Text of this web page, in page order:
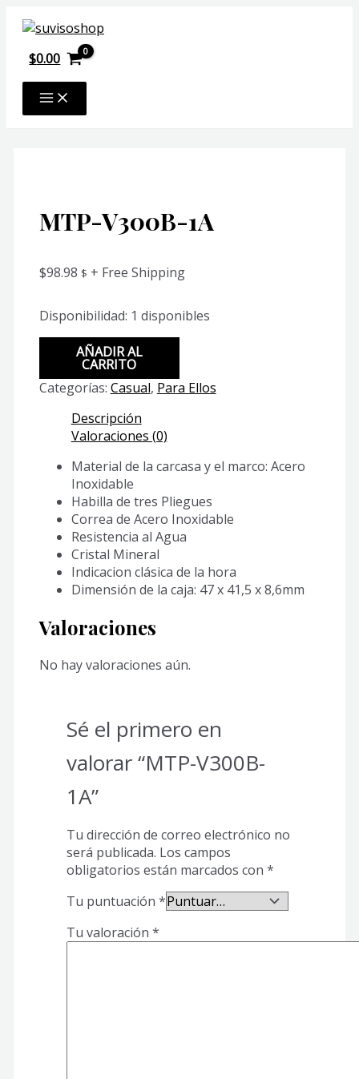
contenido
$0.00
MAIN
MENU
MTP-V300B-1A
$98.98 $ + Free Shipping
Disponibilidad: 1 disponibles
V300B-
1A
cantidad
AÑADIR AL
CARRITO
Categorías: Casual, Para Ellos
Descripción
Valoraciones (0)
Material de la carcasa y el marco: Acero
Inoxidable
Habilla de tres Pliegues
Correa de Acero Inoxidable
Resistencia al Agua
Cristal Mineral
Indicacion clásica de la hora
Dimensión de la caja: 47 x 41,5 x 8,6mm
Valoraciones
No hay valoraciones aún.
Sé el primero en
valorar “MTP-V300B-
1A”
Tu dirección de correo electrónico no
será publicada. Los campos
obligatorios están marcados con *
Tu puntuación *
Tu valoración *